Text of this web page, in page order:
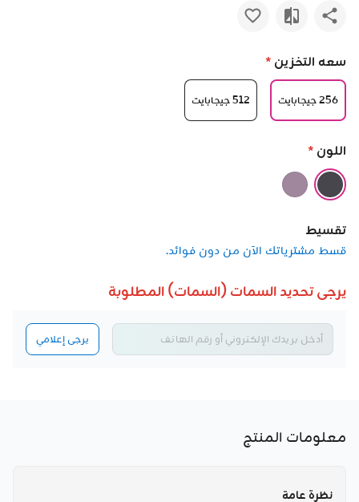
سعه التخزين *
256 جيجابايت 512 جيجابايت
اللون *
تقسيط
قسط مشترياتك الآن من دون فوائد.
يرجى تحديد السمات (السمات) المطلوبة
يرجى إعلامي
معلومات المنتج
نظرة عامة